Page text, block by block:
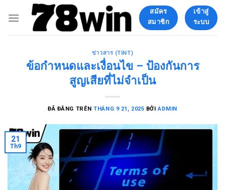
đến
สมัคร
สมาชิก
เข้าสู่
ระบบ
ข่าวสาร (TINT)
ข้อกำหนดและเงื่อนไข – ป้องกันการ
สูญเสียที่ไม่จำเป็น
ĐÃ ĐĂNG TRÊNTHÁNG 9 21, 2025 BỞIADMIN
21
Th9